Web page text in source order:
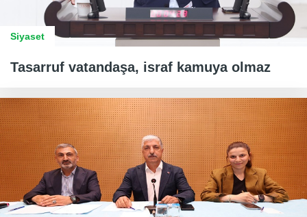
Siyaset
Tasarruf vatandaşa, israf kamuya olmaz